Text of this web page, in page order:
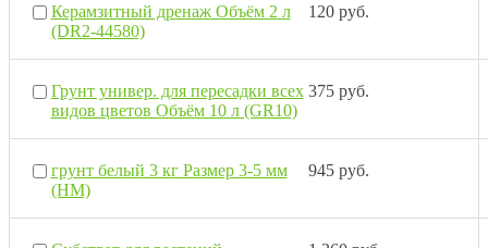
Керамзитный дренаж Объём 2 л
(DR2-44580)
120 руб.
Грунт универ. для пересадки всех
видов цветов Объём 10 л (GR10)
375 руб.
грунт белый 3 кг Размер 3-5 мм
(НМ)
945 руб.